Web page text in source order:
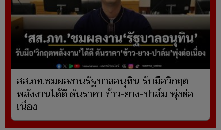
สส.ภท.ชมผลงานรัฐบาลอนุทิน รับมือวิกฤต
พลังงานได้ดี ดันราคา ข้าว-ยาง-ปาล์ม พุ่งต่อ
เนื่อง